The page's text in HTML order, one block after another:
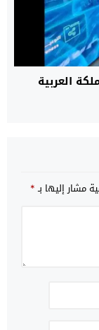
العربية
مشار إليها بـ*